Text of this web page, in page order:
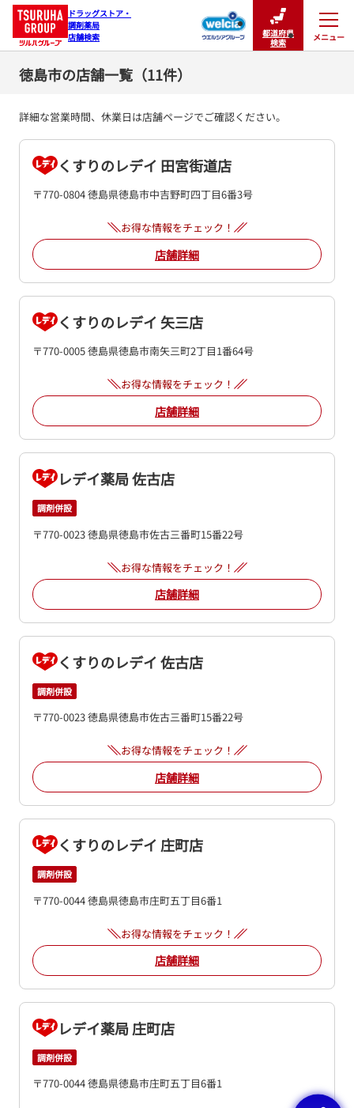
ドラッグストア・
調剤薬局
店舗検索
都道府県
検索
メニュー
閉じる
徳島市の店舗一覧（11件）
詳細な営業時間、休業日は店舗ページでご確認ください。
くすりのレデイ 田宮街道店
〒770-0804 徳島県徳島市中吉野町四丁目6番3号
お得な情報をチェック！
店舗詳細
くすりのレデイ 矢三店
〒770-0005 徳島県徳島市南矢三町2丁目1番64号
お得な情報をチェック！
店舗詳細
レデイ薬局 佐古店
調剤併設
〒770-0023 徳島県徳島市佐古三番町15番22号
お得な情報をチェック！
店舗詳細
くすりのレデイ 佐古店
調剤併設
〒770-0023 徳島県徳島市佐古三番町15番22号
お得な情報をチェック！
店舗詳細
くすりのレデイ 庄町店
調剤併設
〒770-0044 徳島県徳島市庄町五丁目6番1
お得な情報をチェック！
店舗詳細
レデイ薬局 庄町店
調剤併設
〒770-0044 徳島県徳島市庄町五丁目6番1